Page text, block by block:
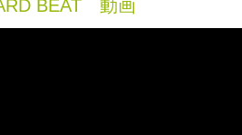
BEAT 動画